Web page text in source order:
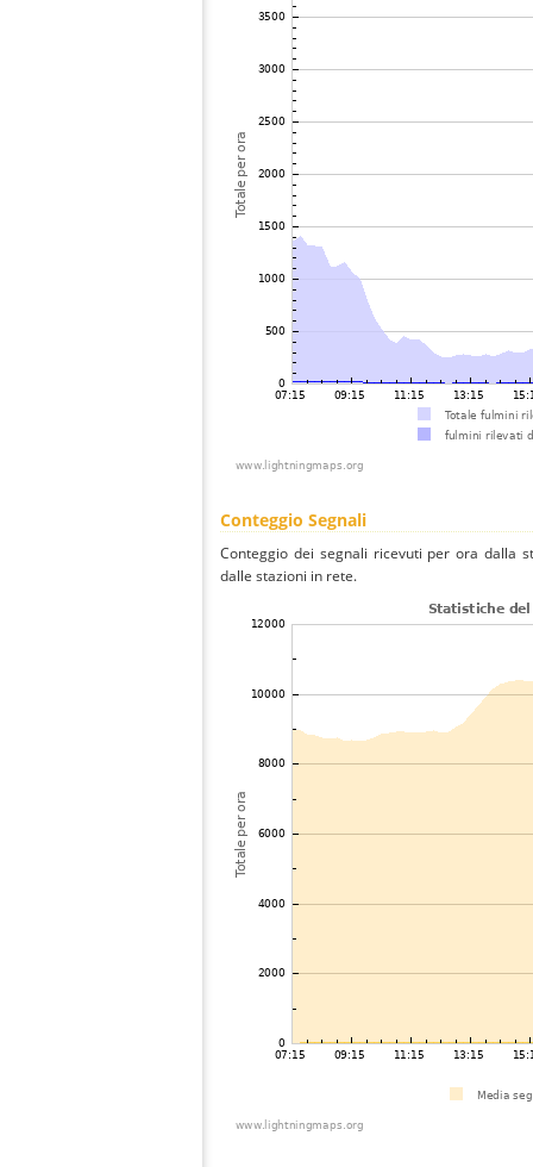
Conteggio Segnali
Conteggio dei segnali ricevuti per ora dalla
dalle stazioni in rete.